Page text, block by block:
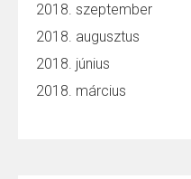
2018. szeptember
2018. augusztus
2018. június
2018. március